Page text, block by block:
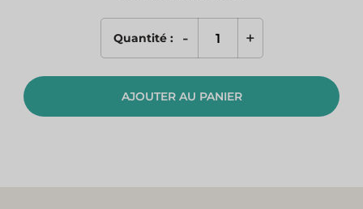
Quantité : -
quantité
Glutathione
+
AJOUTER AU PANIER